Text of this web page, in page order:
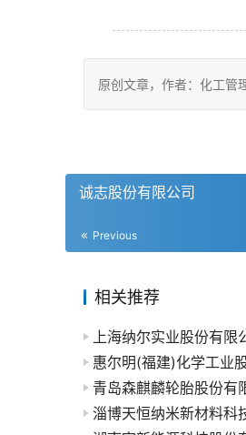
原创文章，作者：化工
诚志股份有限公司
Previous
相关推荐
上海纳尔实业股份有限
惠尔明(福建)化学工业
青岛森麒麟轮胎股份有
淄博天恒纳米新材料科